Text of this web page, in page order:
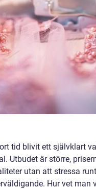
tid blivit ett självklart
Utbudet är större,
utan att stressa
Hur vet man